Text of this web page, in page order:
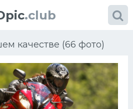
.club
качестве (66 фото)